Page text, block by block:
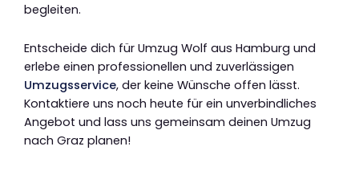
begleiten.
Entscheide dich für Umzug Wolf aus Hamburg und
erlebe einen professionellen und zuverlässigen
Umzugsservice, der keine Wünsche offen lässt.
Kontaktiere uns noch heute für ein unverbindliches
Angebot und lass uns gemeinsam deinen Umzug
nach Graz planen!